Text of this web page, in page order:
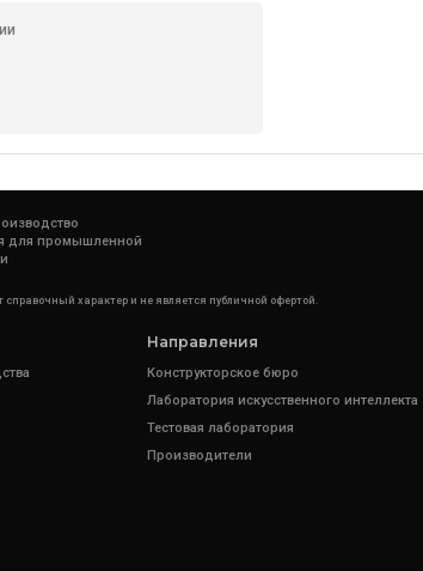
для промышленной
характер и не является публичной офертой.
Направления
Конструкторское бюро
Лаборатория искусственного интеллекта
Тестовая лаборатория
Производители